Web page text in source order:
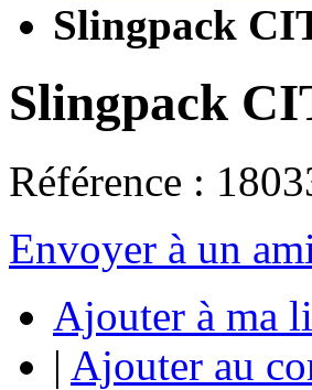
Slingpack
Slingpack
Référence :
Envoyer à un
Ajouter à ma
| Ajouter au